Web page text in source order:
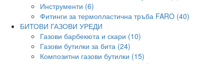
Инструменти (6)
Фитинги за термопластична тръба FARO (40)
БИТОВИ ГАЗОВИ УРЕДИ
Газови барбекюта и скари (10)
Газови бутилки за бита (24)
Композитни газови бутилки (15)